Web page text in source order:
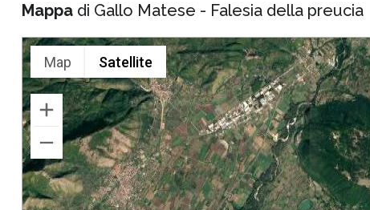
Mappa di Gallo Matese - Falesia della preucia
Map Satellite